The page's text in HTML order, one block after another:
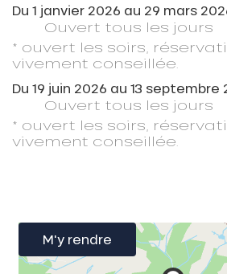
Du 1 janvier 2026 au 29 mars
Ouvert tous les jours
* ouvert les soirs,
vivement conseillée.
Du 19 juin 2026 au 13 septembre
Ouvert tous les jours
* ouvert les soirs,
vivement conseillée.
M'y rendre